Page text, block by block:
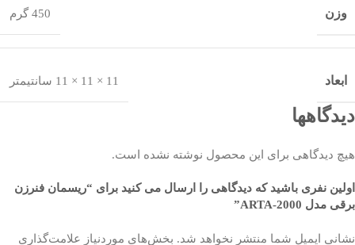
وزن 450 گرم
ابعاد 11 × 11 × 11 سانتیمتر
دیدگاهها
هیچ دیدگاهی برای این محصول نوشته نشده است.
اولین نفری باشید که دیدگاهی را ارسال می کنید برای “ریسمان فنرزن
برقی مدل ARTA-2000”
نشانی ایمیل شما منتشر نخواهد شد. بخش‌های موردنیاز علامت‌گذاری